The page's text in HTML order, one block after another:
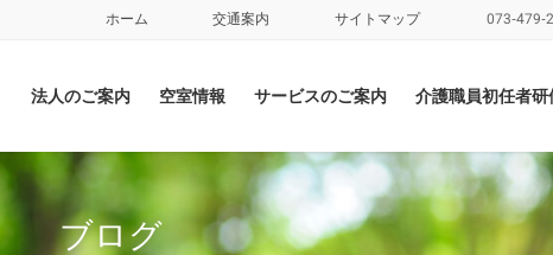
ホーム 交通案内 サイトマップ 073-479-
法人のご案内 空室情報 サービスのご案内 介護職員初任者研
ブログ